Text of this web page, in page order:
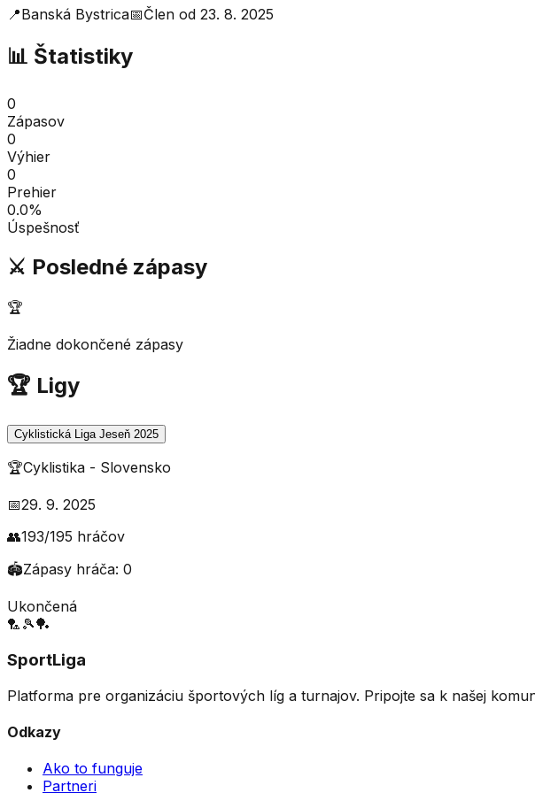
📍Banská Bystrica📅Člen od 23. 8. 2025
📊 Štatistiky
0
Zápasov
0
Výhier
0
Prehier
0.0%
Úspešnosť
⚔️ Posledné zápasy
🏆
Žiadne dokončené zápasy
🏆 Ligy
Cyklistická Liga Jeseň 2025
🏆Cyklistika - Slovensko
📅29. 9. 2025
👥193/195 hráčov
🏟️Zápasy hráča: 0
Ukončená
🏸 🎾🏓
SportLiga
Platforma pre organizáciu športových líg a turnajov. Pripojte sa k našej
Odkazy
Ako to funguje
Partneri